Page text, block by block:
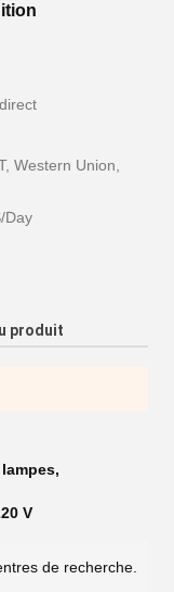
Western Union,
Day
produit
,
V
de recherche.